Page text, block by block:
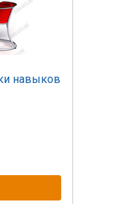
навыков